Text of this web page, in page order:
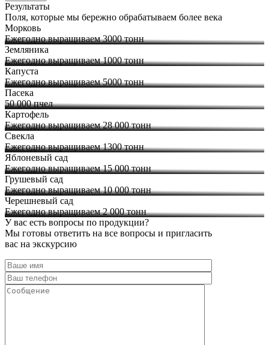
Результаты
Поля, которые мы бережно обрабатываем более века
Морковь
Ежегодно выращиваем 3000 тонн
Земляника
Ежегодно выращиваем 1000 тонн
Капуста
Ежегодно выращиваем 5000 тонн
Пасека
50 000 пчел
Картофель
Ежегодно выращиваем 28 000 тонн
Свекла
Ежегодно выращиваем 1300 тонн
Яблоневый сад
Ежегодно выращиваем 15 000 тонн
Грушевый сад
Ежегодно выращиваем 10 000 тонн
Черешневый сад
Ежегодно выращиваем 2 000 тонн
У вас есть вопросы по продукции?
Мы готовы ответить на все вопросы и пригласить
вас на экскурсию